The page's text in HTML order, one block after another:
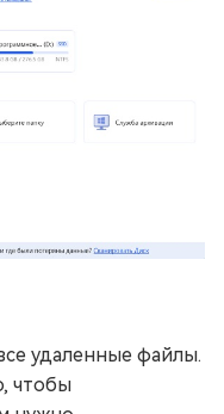
удаленные файлы.
чтобы